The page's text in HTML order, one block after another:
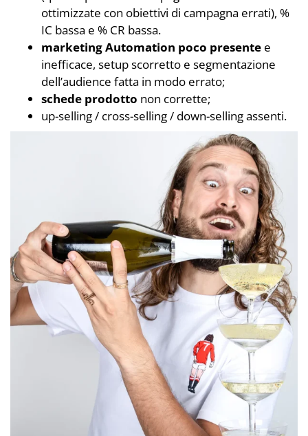
ottimizzate con obiettivi di campagna errati), %
IC bassa e % CR bassa.
marketing Automation poco presente e
inefficace, setup scorretto e segmentazione
dell’audience fatta in modo errato;
schede prodotto non corrette;
up-selling / cross-selling / down-selling assenti.